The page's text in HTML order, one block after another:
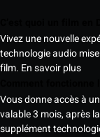
Vivez une nouvelle
technologie audio
film. En savoir plus
Vous donne accès à
valable 3 mois, après
supplément